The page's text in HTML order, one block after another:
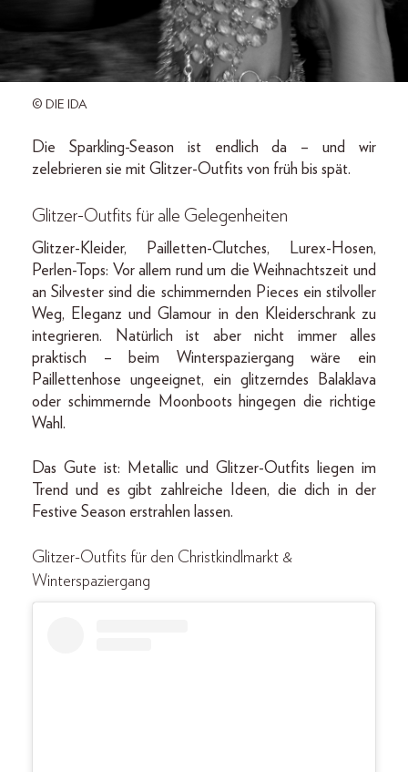
© DIE IDA
Die Sparkling-Season ist endlich da – und wir
zelebrieren sie mit Glitzer-Outfits von früh bis spät.
Glitzer-Outfits für alle Gelegenheiten
Glitzer-Kleider, Pailletten-Clutches, Lurex-Hosen,
Perlen-Tops: Vor allem rund um die Weihnachtszeit und
an Silvester sind die schimmernden Pieces ein stilvoller
Weg, Eleganz und Glamour in den Kleiderschrank zu
integrieren. Natürlich ist aber nicht immer alles
praktisch – beim Winterspaziergang wäre ein
Paillettenhose ungeeignet, ein glitzerndes Balaklava
oder schimmernde Moonboots hingegen die richtige
Wahl.
Das Gute ist: Metallic und Glitzer-Outfits liegen im
Trend und es gibt zahlreiche Ideen, die dich in der
Festive Season erstrahlen lassen.
Glitzer-Outfits für den Christkindlmarkt &
Winterspaziergang